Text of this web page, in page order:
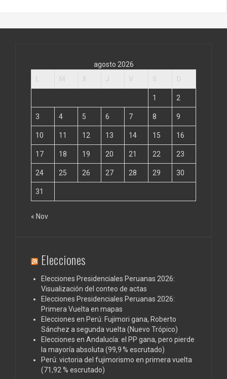
agosto 2026
1 2
3 4 5 6 7 8 9
10 11 12 13 14 15 16
17 18 19 20 21 22 23
24 25 26 27 28 29 30
31
« Nov
Elecciones
Elecciones Presidenciales Peruanas 2026:
Visualización del conteo de actas
Elecciones Presidenciales Peruanas 2026:
Primera Vuelta en mapas
Elecciones en Perú: Fujimori gana, Roberto
Sánchez a segunda vuelta (Nuevo Trópico)
Elecciones en Andalucía: el PP gana, pero pierde
la mayoría absoluta (99,9 % escrutado)
Perú: victoria del fujimorismo en primera vuelta
(71,92 % escrutado)